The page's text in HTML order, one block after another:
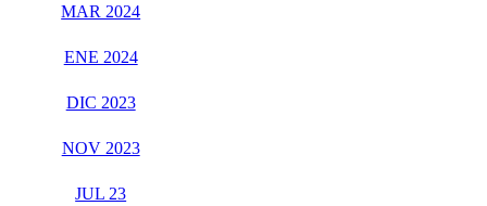
MAR 2024
ENE 2024
DIC 2023
NOV 2023
JUL 23